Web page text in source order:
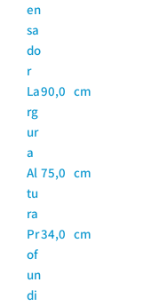
en
sa
do
r
La
rg
ur
a
90,0 cm
Al
tu
ra
75,0 cm
Pr
of
un
di
34,0 cm